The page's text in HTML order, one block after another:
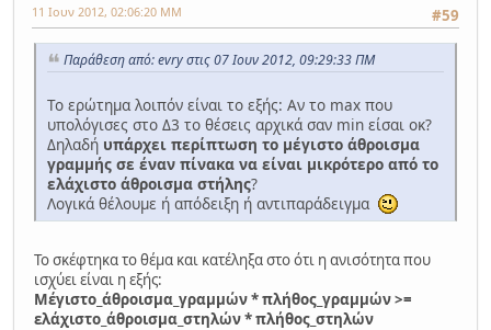
#59
11 Ιουν 2012, 02:06:20 ΜΜ
Παράθεση από: evry στις 07 Ιουν 2012, 09:29:33 ΠΜ
Το ερώτημα λοιπόν είναι το εξής: Αν το max που
υπολόγισες στο Δ3 το θέσεις αρχικά σαν min είσαι οκ?
Δηλαδή υπάρχει περίπτωση το μέγιστο άθροισμα
γραμμής σε έναν πίνακα να είναι μικρότερο από το
ελάχιστο άθροισμα στήλης?
Λογικά θέλουμε ή απόδειξη ή αντιπαράδειγμα
Το σκέφτηκα το θέμα και κατέληξα στο ότι η ανισότητα που
ισχύει είναι η εξής:
Μέγιστο_άθροισμα_γραμμών * πλήθος_γραμμών >=
ελάχιστο_άθροισμα_στηλών * πλήθος_στηλών